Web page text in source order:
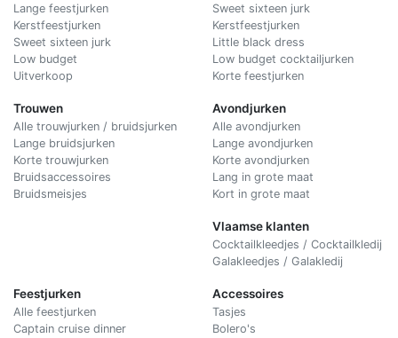
Lange feestjurken
Kerstfeestjurken
Sweet sixteen jurk
Low budget
Uitverkoop
Trouwen
Alle trouwjurken / bruidsjurken
Lange bruidsjurken
Korte trouwjurken
Bruidsaccessoires
Bruidsmeisjes
Sweet sixteen jurk
Kerstfeestjurken
Little black dress
Low budget cocktailjurken
Korte feestjurken
Avondjurken
Alle avondjurken
Lange avondjurken
Korte avondjurken
Lang in grote maat
Kort in grote maat
Vlaamse klanten
Cocktailkleedjes / Cocktailkledij
Galakleedjes / Galakledij
Feestjurken
Alle feestjurken
Captain cruise dinner
Accessoires
Tasjes
Bolero's